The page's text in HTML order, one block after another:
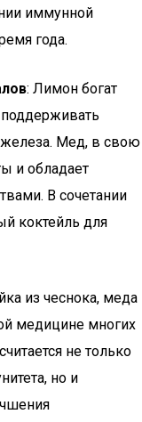
иммунной
года.
: Лимон богат
железа. Мед, в свою
и обладает
В сочетании
коктейль для
из чеснока, меда
медицине многих
не только
но и